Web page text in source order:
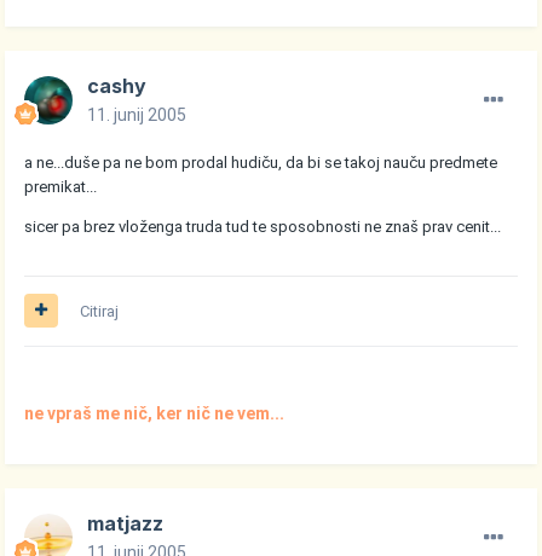
cashy
11. junij 2005
a ne...duše pa ne bom prodal hudiču, da bi se takoj nauču predmete
premikat...
sicer pa brez vloženga truda tud te sposobnosti ne znaš prav cenit...
Citiraj
ne vpraš me nič, ker nič ne vem...
matjazz
11. junij 2005